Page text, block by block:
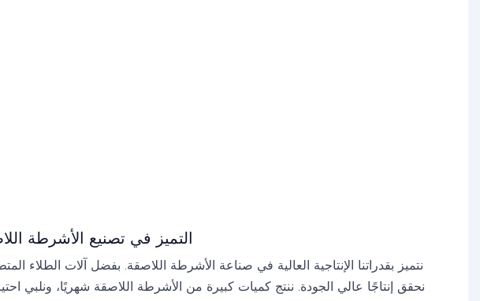
التميز في تصنيع الأشرطة
نتميز بقدراتنا الإنتاجية العالية في صناعة الأشرطة اللاصقة. بفضل آلات الطلاء
نحقق إنتاجًا عالي الجودة. ننتج كميات كبيرة من الأشرطة اللاصقة شهريًا، ونلبي